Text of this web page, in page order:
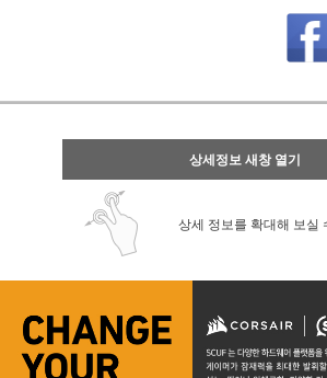
상세정보 새창 열기
상세 정보를 확대해 보실